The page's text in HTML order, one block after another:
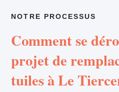
NOTRE PROCESSUS
Comment se
projet de
tuiles à Le